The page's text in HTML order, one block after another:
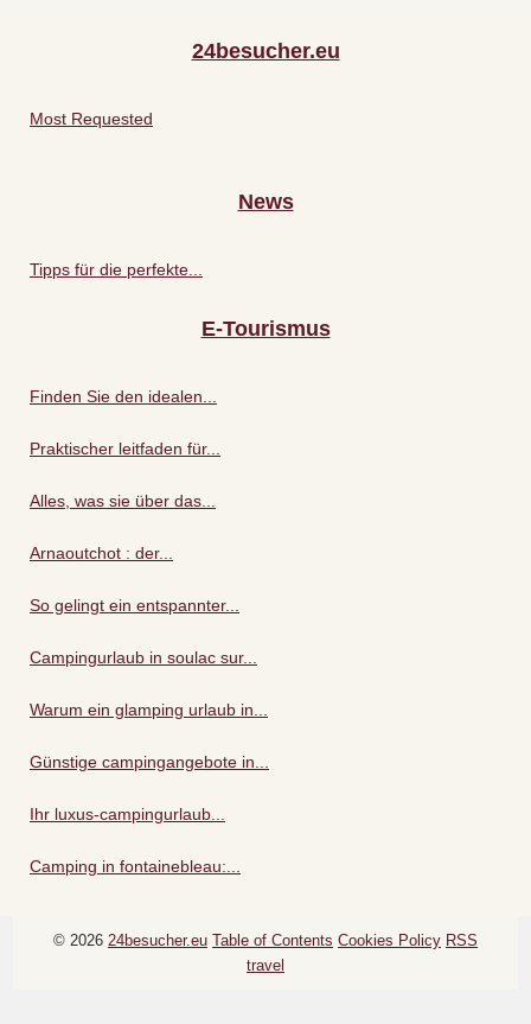
24besucher.eu
Most Requested
News
Tipps für die perfekte...
E-Tourismus
Finden Sie den idealen...
Praktischer leitfaden für...
Alles, was sie über das...
Arnaoutchot : der...
So gelingt ein entspannter...
Campingurlaub in soulac sur...
Warum ein glamping urlaub in...
Günstige campingangebote in...
Ihr luxus-campingurlaub...
Camping in fontainebleau:...
© 2026 24besucher.eu Table of Contents Cookies Policy RSS
travel